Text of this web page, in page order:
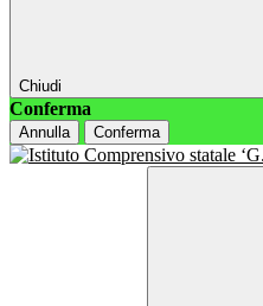
Chiudi
Conferma
Annulla Conferma